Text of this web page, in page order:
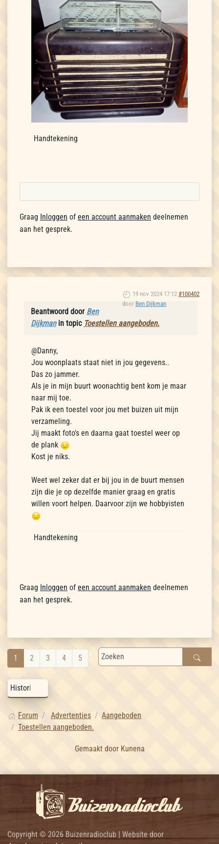
Handtekening
Graag Inloggen of een account aanmaken deelnemen
aan het gesprek.
19 nov 2024 17:12 #100402
door Ben Dijkman
Beantwoord door Ben
Dijkmanin topic Toestellen aangeboden.
@Danny,
Jou woonplaats staat niet in jou gegevens..
Das zo jammer.
Als je in mijn buurt woonachtig bent kom je maar
naar mij toe.
Pak ik een toestel voor jou met buizen uit mijn
verzameling.
Jij maakt foto's en daarna gaat toestel weer op
de plank
Kost je niks.
Weet wel zeker dat er bij jou in de buurt mensen
zijn die je op dezelfde manier graag en gratis
willen voort helpen. Daarvoor zijn we hobbyisten
Handtekening
Graag Inloggen of een account aanmaken deelnemen
aan het gesprek.
1 2 3 4 5
Forum Advertenties
Aangeboden
Toestellen aangeboden.
Gemaakt door Kunena
Copyright © 2026 Buizenradioclub | Website door